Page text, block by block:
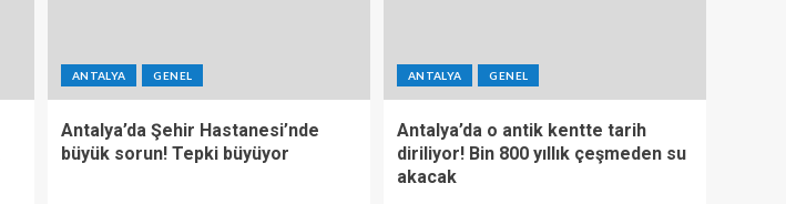
ANTALYA GENEL
Antalya’da Şehir Hastanesi’nde
büyük sorun! Tepki büyüyor
ANTALYA GENEL
Antalya’da o antik kentte tarih
diriliyor! Bin 800 yıllık çeşmeden su
akacak